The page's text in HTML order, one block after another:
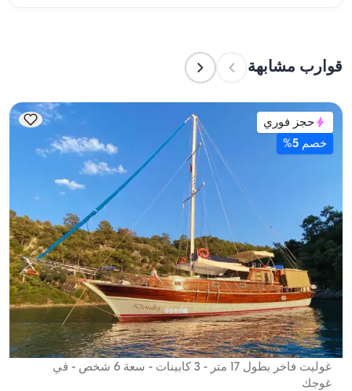
للإيجارات اليومية، فتنطبق سعة الإبحار.
قوارب مشابهة
حجز فوري
خصم 5%
غوجك, Muğla قارب جديد
غوليت فاخر بطول 17 متر - 3 كابينات - سعة 6 شخص - في
غوجك